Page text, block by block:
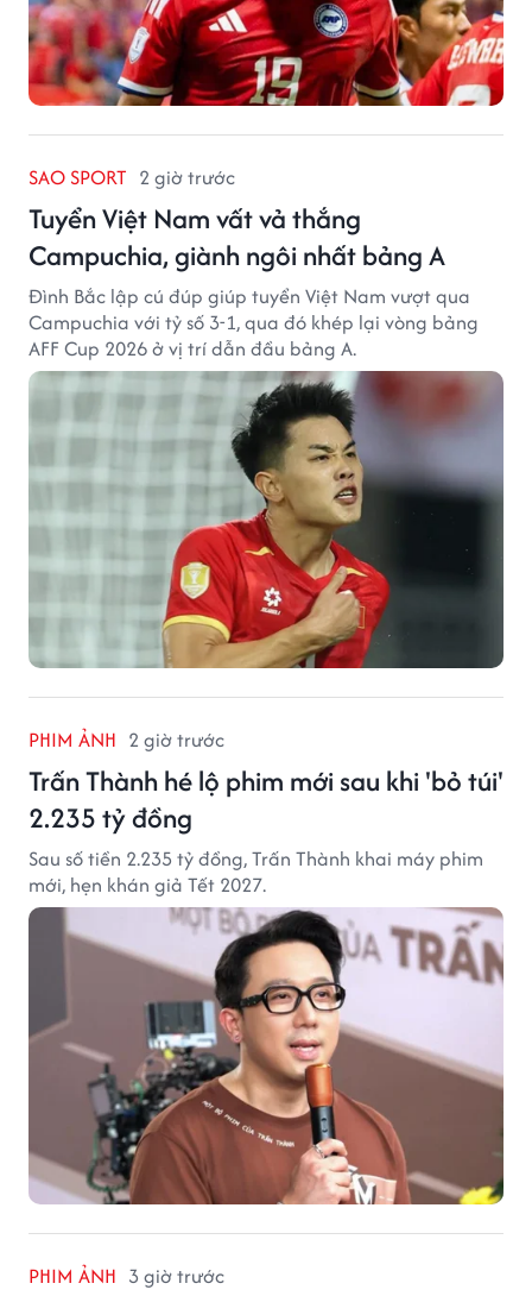
SAO SPORT 2 giờ trước
Tuyển Việt Nam vất vả thắng
Campuchia, giành ngôi nhất bảng A
Đình Bắc lập cú đúp giúp tuyển Việt Nam vượt qua
Campuchia với tỷ số 3-1, qua đó khép lại vòng bảng
AFF Cup 2026 ở vị trí dẫn đầu bảng A.
PHIM ẢNH 2 giờ trước
Trấn Thành hé lộ phim mới sau khi 'bỏ túi'
2.235 tỷ đồng
Sau số tiền 2.235 tỷ đồng, Trấn Thành khai máy phim
mới, hẹn khán giả Tết 2027.
PHIM ẢNH 3 giờ trước